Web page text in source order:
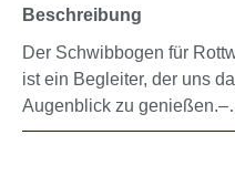
Beschreibung
Der Schwibbogen für
ist ein Begleiter, der uns
Augenblick zu